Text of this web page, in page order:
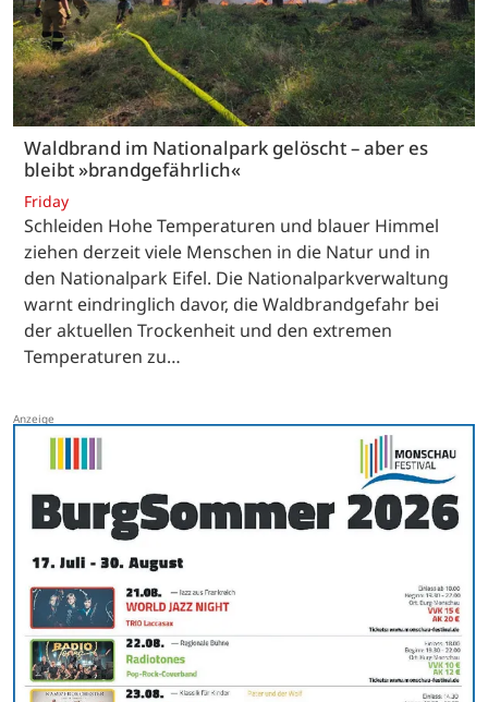
Waldbrand im Nationalpark gelöscht – aber es
bleibt »brandgefährlich«
Friday
Schleiden Hohe Temperaturen und blauer Himmel
ziehen derzeit viele Menschen in die Natur und in
den Nationalpark Eifel. Die Nationalparkverwaltung
warnt eindringlich davor, die Waldbrandgefahr bei
der aktuellen Trockenheit und den extremen
Temperaturen zu…